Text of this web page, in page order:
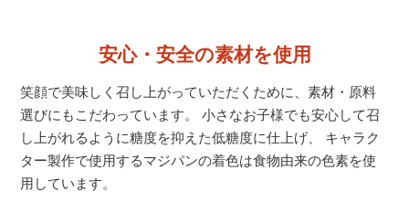
安心・安全の素材を使用
笑顔で美味しく召し上がっていただくために、素材・原料
選びにもこだわっています。 小さなお子様でも安心して召
し上がれるように糖度を抑えた低糖度に仕上げ、 キャラク
ター製作で使用するマジパンの着色は食物由来の色素を使
用しています。